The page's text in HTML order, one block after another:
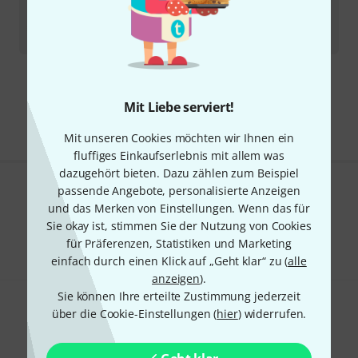
Mit Liebe serviert!
Mit unseren Cookies möchten wir Ihnen ein
fluffiges Einkaufserlebnis mit allem was
dazugehört bieten. Dazu zählen zum Beispiel
passende Angebote, personalisierte Anzeigen
und das Merken von Einstellungen. Wenn das für
Sie okay ist, stimmen Sie der Nutzung von Cookies
für Präferenzen, Statistiken und Marketing
einfach durch einen Klick auf „Geht klar“ zu (alle
anzeigen).
Sie können Ihre erteilte Zustimmung jederzeit
über die Cookie-Einstellungen (hier) widerrufen.
Sofort lieferbar
€
Alle Preise inkl. MwSt.
Gefällt Ihnen, was Sie sehen?
Teilen Hilfe & Feedback